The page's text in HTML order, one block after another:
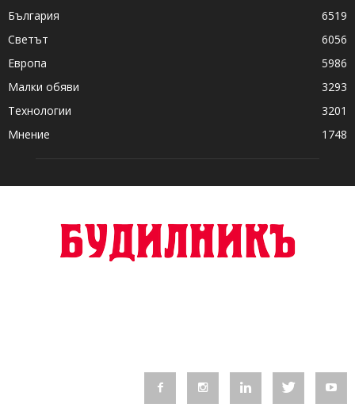
България
6519
Светът
6056
Европа
5986
Малки обяви
3293
Технологии
3201
Мнение
1748